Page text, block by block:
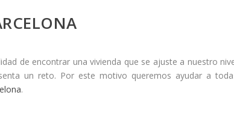
de encontrar una vivienda que se ajuste a nuestro
un reto. Por este motivo queremos ayudar a
.